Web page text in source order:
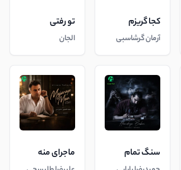
کجا گریزم
آرمان گرشاسبی
تو رفتی
الجان
سنگ تمام ماجرای منه